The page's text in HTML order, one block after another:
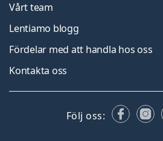
Vårt team
Lentiamo blogg
Fördelar med att handla hos oss
Kontakta oss
Följ oss: